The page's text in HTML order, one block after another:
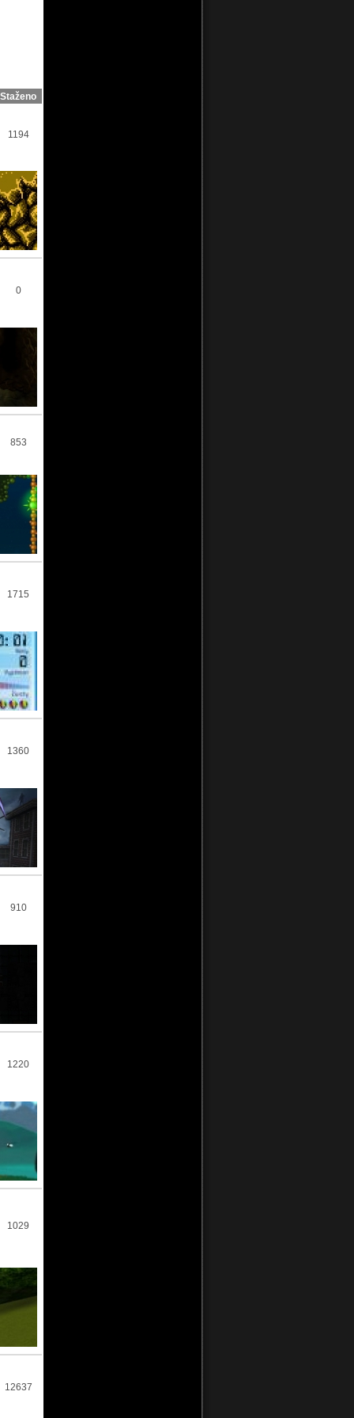
Staženo
1194
0
853
1715
1360
910
1220
1029
12637